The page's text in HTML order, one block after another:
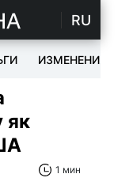
RU
ИЗМЕНЕНИЯ
як
1 мин